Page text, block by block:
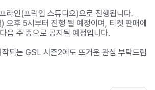
라인(프릭업 스튜디오)으로 진행됩니다.
오후 5시부터 진행 될 예정이며, 티켓 판매에
음 주 중으로 공지될 예정입니다.
되는 GSL 시즌2에도 뜨거운 관심 부탁드립